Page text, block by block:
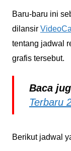
Baru-baru ini
dilansir
tentang jadwal
grafis tersebut.
Baca
Terbaru
Berikut jadwal